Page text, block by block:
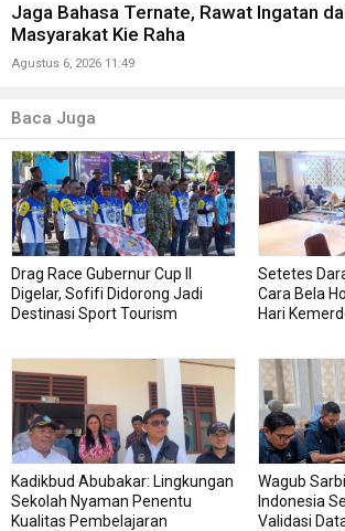
Jaga Bahasa Ternate, Rawat Ingatan
Masyarakat Kie Raha
Agustus 6, 2026 11:49
Baca Juga
Drag Race Gubernur Cup II
Digelar, Sofifi Didorong Jadi
Destinasi Sport Tourism
Setetes
Cara Bela
Hari
Kadikbud Abubakar: Lingkungan
Sekolah Nyaman Penentu
Kualitas Pembelajaran
Wagub
Indonesia
Validasi